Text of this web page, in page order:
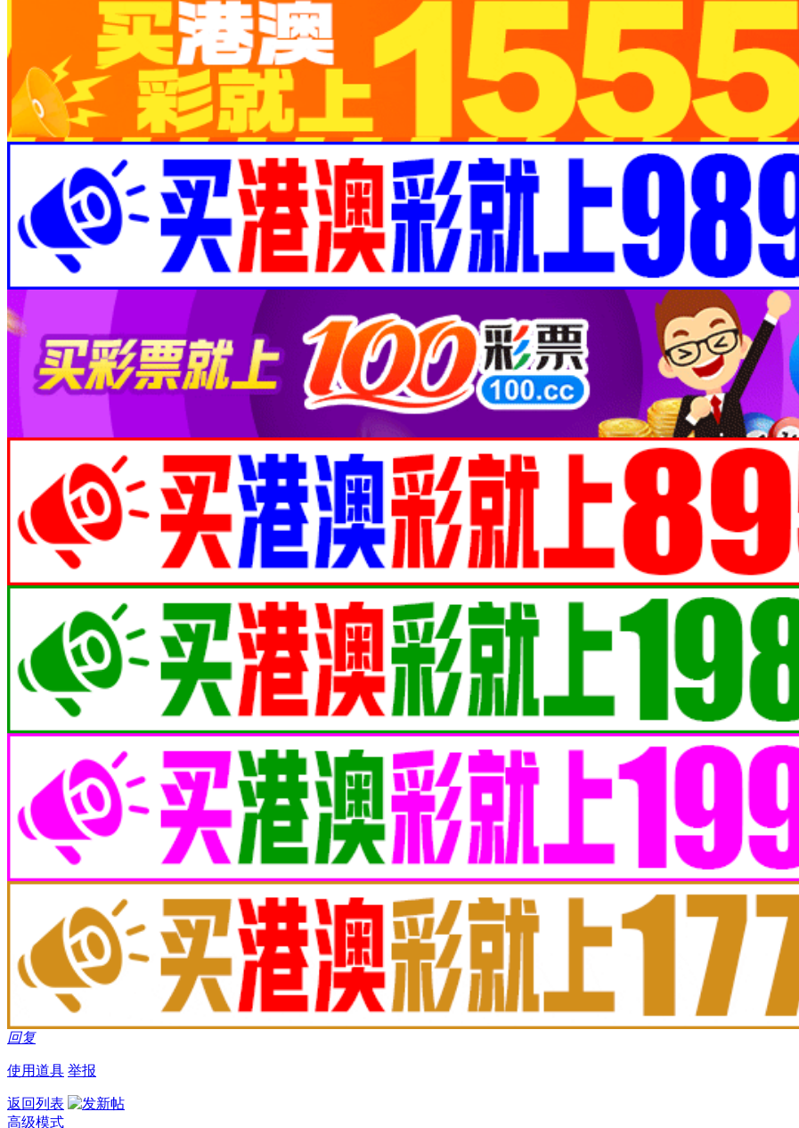
回复
使用道具 举报
返回列表
高级模式